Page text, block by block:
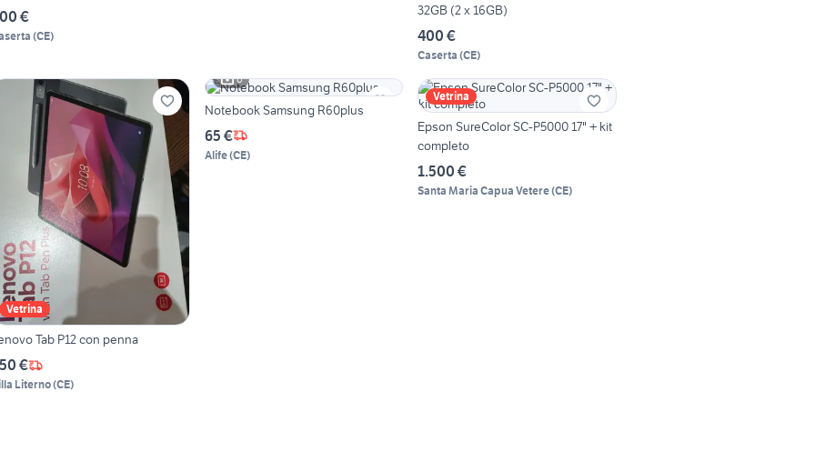
€
(CE)
32GB (2 x 16GB)
400 €
Caserta (CE)
Vetrina
Tab P12 con penna
€
Literno(CE)
6
Notebook Samsung R60plus
65 €
Alife(CE)
Vetrina
Epson SureColor SC-P5000 17" + kit
completo
1.500 €
Santa Maria Capua Vetere(CE)